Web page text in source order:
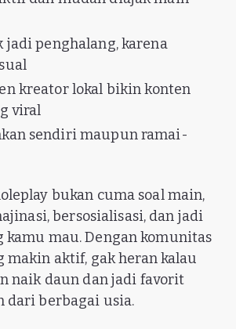
jadi penghalang, karena
kreator lokal bikin konten
viral
sendiri maupun ramai-
bukan cuma soal main,
bersosialisasi, dan jadi
kamu mau. Dengan komunitas
makin aktif, gak heran kalau
naik daun dan jadi favorit
dari berbagai usia.